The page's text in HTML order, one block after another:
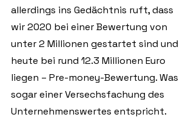
allerdings ins Gedächtnis ruft, dass
wir 2020 bei einer Bewertung von
unter 2 Millionen gestartet sind und
heute bei rund 12.3 Millionen Euro
liegen – Pre-money-Bewertung. Was
sogar einer Versechsfachung des
Unternehmenswertes entspricht.